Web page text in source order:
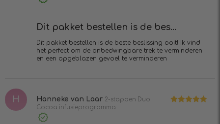
Dit pakket bestellen is de bes...
Dit pakket bestellen is de beste beslissing ooit! Ik vind
het perfect om de onbedwingbare trek te verminderen
en een opgeblazen gevoel te verminderen
H Hanneke van Laar 2-stappen Duo
Cocoa infusieprogramma